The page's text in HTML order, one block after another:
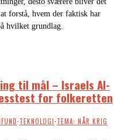
forstå, hvem der faktisk har
hvilket grundlag.
til mål – Israels AI-
for folkeretten
·TEKNOLOGI·TEMA: NÅR KRIG